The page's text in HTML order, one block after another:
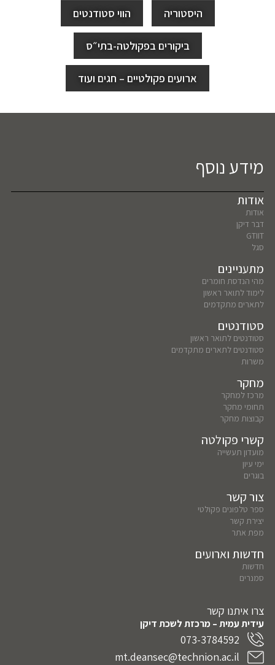
היסטוריה הווי סטודנטים
ביקורים בפקולטה-בתי״ס
ארועים פקולטיים – חגים ועוד
מידע נוסף
אודות
אודות
דבר דיקן
GTIIT
סגל
מתעניינים
מהי הנדסת חומרים
לימוד לתואר ראשון
לתארים מתקדמים
סטודנטים
סטודנטים לתואר ראשון
סטודנטים לתארים מתקדמים
משרות
מחקר
מרכז למחקר
תחומי מחקר
קבוצות מחקר
קשרי פקולטה
מועדון תעשייה
ימי עיון
בוגרים
צור קשר
ספר טלפונים פקולטי
יצירת קשר
מפת אתר
חדשות וארועים
חדשות
סמנרים
צרו איתנו קשר
עידית עמית – מרכזת לשכת דיקן
073-3784592
mt.deansec@technion.ac.il